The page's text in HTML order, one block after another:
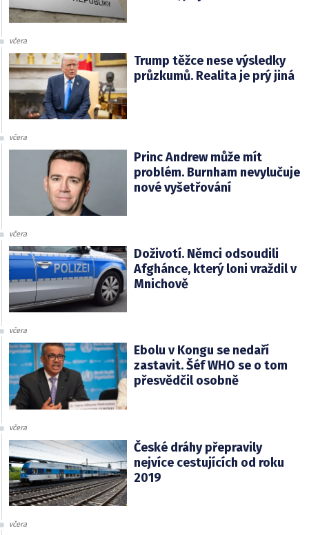
včera
Trump těžce nese výsledky
průzkumů. Realita je prý jiná
včera
Princ Andrew může mít
problém. Burnham nevylučuje
nové vyšetřování
včera
Doživotí. Němci odsoudili
Afghánce, který loni vraždil v
Mnichově
včera
Ebolu v Kongu se nedaří
zastavit. Šéf WHO se o tom
přesvědčil osobně
včera
České dráhy přepravily
nejvíce cestujících od roku
2019
včera